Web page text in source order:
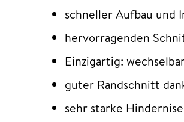
schneller Aufbau und
hervorragenden
Einzigartig:
guter Randschnitt
sehr starke